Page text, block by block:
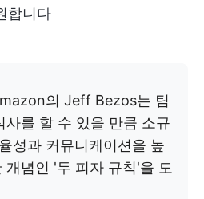
합니다
의 Jeff Bezos는 팀
사를 할 수 있을 만큼 소규
성과 커뮤니케이션을 높
개념인 '두 피자 규칙'을 도